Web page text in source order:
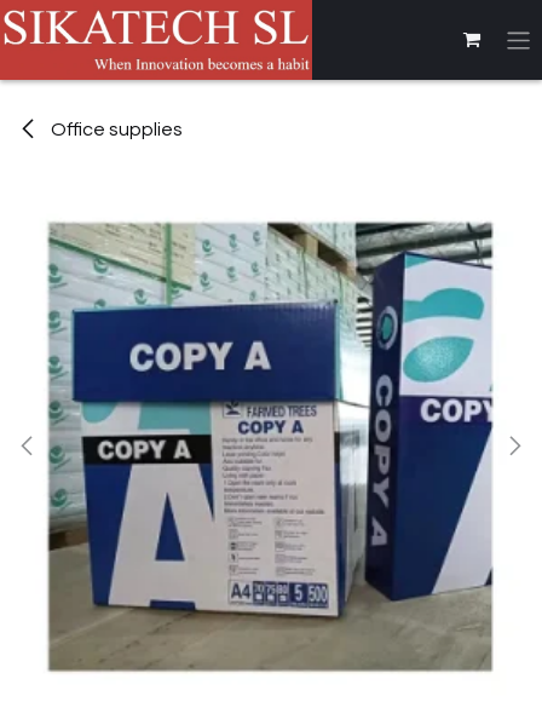
Se rendre au contenu
Office supplies